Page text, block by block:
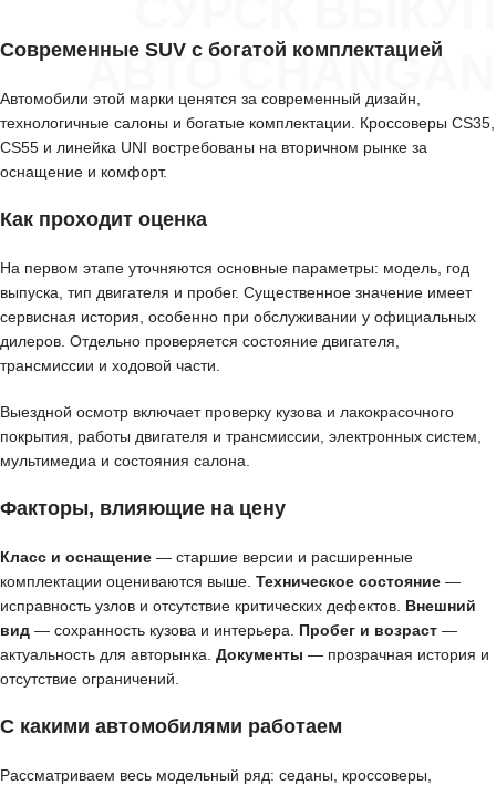
АВТО CHANGAN
Современные SUV с богатой комплектацией
Автомобили этой марки ценятся за современный дизайн,
технологичные салоны и богатые комплектации. Кроссоверы CS35,
CS55 и линейка UNI востребованы на вторичном рынке за
оснащение и комфорт.
Как проходит оценка
На первом этапе уточняются основные параметры: модель, год
выпуска, тип двигателя и пробег. Существенное значение имеет
сервисная история, особенно при обслуживании у официальных
дилеров. Отдельно проверяется состояние двигателя,
трансмиссии и ходовой части.
Выездной осмотр включает проверку кузова и лакокрасочного
покрытия, работы двигателя и трансмиссии, электронных систем,
мультимедиа и состояния салона.
Факторы, влияющие на цену
Класс и оснащение — старшие версии и расширенные
комплектации оцениваются выше. Техническое состояние —
исправность узлов и отсутствие критических дефектов. Внешний
вид — сохранность кузова и интерьера. Пробег и возраст —
актуальность для авторынка. Документы — прозрачная история и
отсутствие ограничений.
С какими автомобилями работаем
Рассматриваем весь модельный ряд: седаны, кроссоверы,